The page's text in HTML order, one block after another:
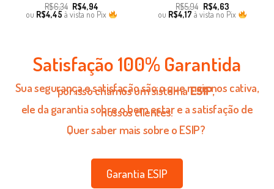
Avaliação
5.00de 5
R$6,34 R$4,94
ou R$4,45 à vista no Pix
Avaliação
5.00de 5
R$5,94 R$4,63
ou R$4,17 à vista no Pix
Satisfação 100% Garantida
Sua segurança e satisfação são o que mais nos cativa,
por isso criamos um sistemaESIP,
ele da garantia sobre o bem estar e a satisfação de
nossos clientes!
Quer saber mais sobre o ESIP?
Garantia ESIP